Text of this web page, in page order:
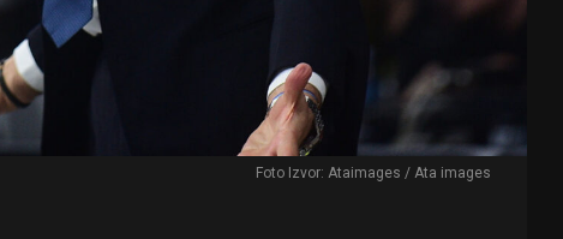
Foto Izvor: Ataimages / Ata images